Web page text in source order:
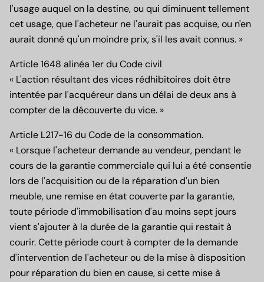
l'usage auquel on la destine, ou qui diminuent tellement
cet usage, que l'acheteur ne l'aurait pas acquise, ou n'en
aurait donné qu'un moindre prix, s'il les avait connus. »
Article 1648 alinéa 1er du Code civil
« L'action résultant des vices rédhibitoires doit être
intentée par l'acquéreur dans un délai de deux ans à
compter de la découverte du vice. »
Article L217-16 du Code de la consommation.
« Lorsque l'acheteur demande au vendeur, pendant le
cours de la garantie commerciale qui lui a été consentie
lors de l'acquisition ou de la réparation d'un bien
meuble, une remise en état couverte par la garantie,
toute période d'immobilisation d'au moins sept jours
vient s'ajouter à la durée de la garantie qui restait à
courir. Cette période court à compter de la demande
d'intervention de l'acheteur ou de la mise à disposition
pour réparation du bien en cause, si cette mise à